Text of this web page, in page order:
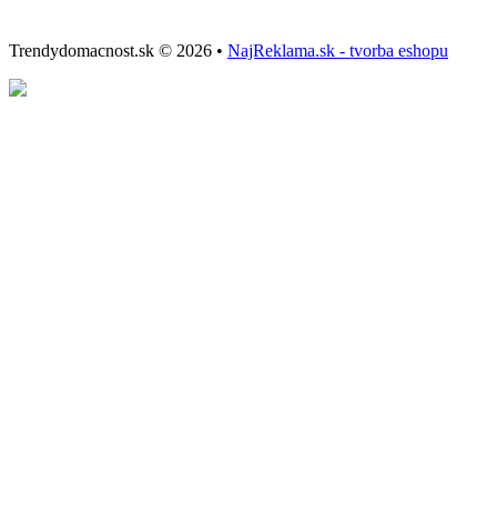
Trendydomacnost.sk © 2026 • NajReklama.sk - tvorba eshopu